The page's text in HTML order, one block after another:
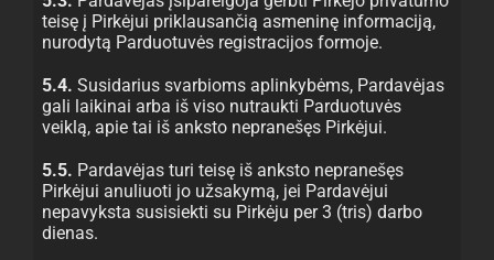
teisę į Pirkėjui priklausančią asmeninę informaciją,
nurodytą Parduotuvės registracijos formoje.
5.4. Susidarius svarbioms aplinkybėms, Pardavėjas
gali laikinai arba iš viso nutraukti Parduotuvės
veiklą, apie tai iš anksto nepranešęs Pirkėjui.
5.5. Pardavėjas turi teisę iš anksto nepranešęs
Pirkėjui anuliuoti jo užsakymą, jei Pardavėjui
nepavyksta susisiekti su Pirkėju per 3 (tris) darbo
dienas.